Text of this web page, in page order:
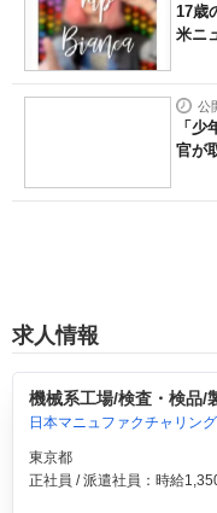
17歳
米ニ
公
「
官が
求人情報
機械系工場/検査・検品/
日本マニュファクチャリン
東京都
正社員 / 派遣社員：時給